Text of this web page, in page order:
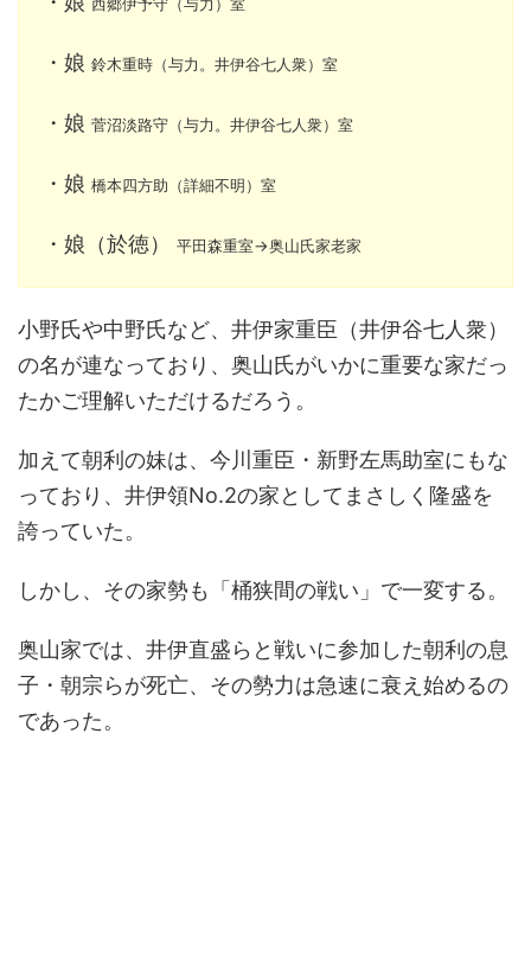
・娘 鈴木重時（与力。井伊谷七人衆）室
・娘 菅沼淡路守（与力。井伊谷七人衆）室
・娘 橋本四方助（詳細不明）室
・娘（於徳） 平田森重室→奥山氏家老家
小野氏や中野氏など、井伊家重臣（井伊谷七人衆）
の名が連なっており、奥山氏がいかに重要な家だっ
たかご理解いただけるだろう。
加えて朝利の妹は、今川重臣・新野左馬助室にもな
っており、井伊領No.2の家としてまさしく隆盛を
誇っていた。
しかし、その家勢も「桶狭間の戦い」で一変する。
奥山家では、井伊直盛らと戦いに参加した朝利の息
子・朝宗らが死亡、その勢力は急速に衰え始めるの
であった。